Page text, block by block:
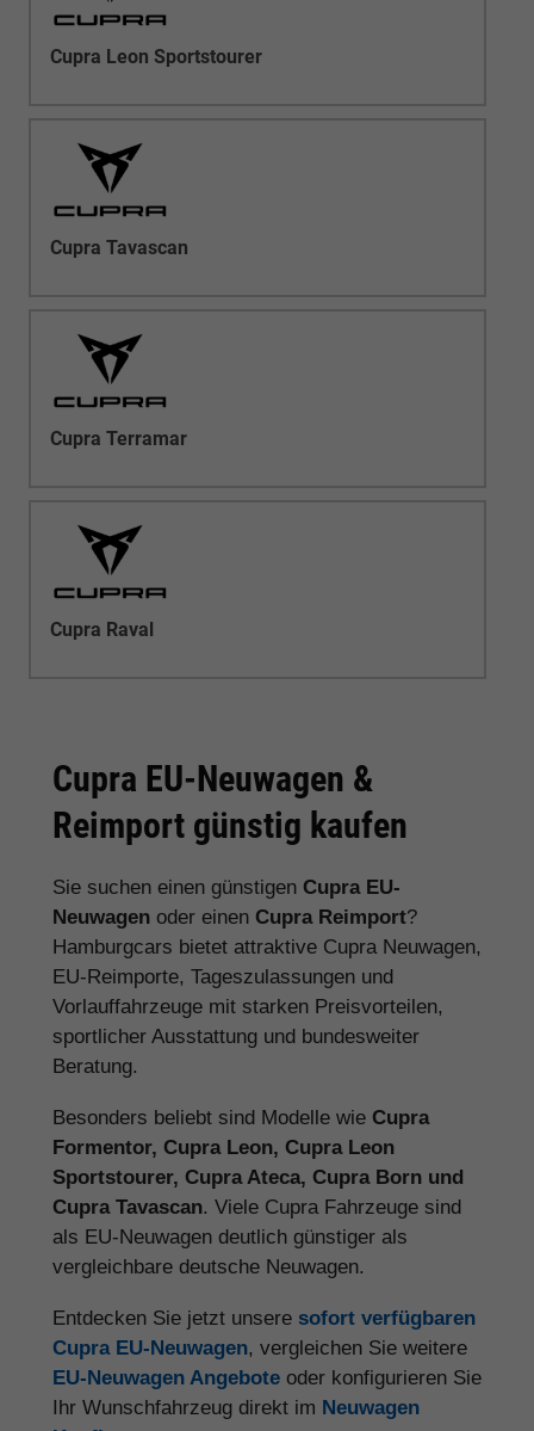
Cupra Leon Sportstourer
Cupra Tavascan
Cupra Terramar
Cupra Raval
Cupra EU-Neuwagen &
Reimport günstig kaufen
Sie suchen einen günstigen Cupra EU-
Neuwagen oder einen Cupra Reimport?
Hamburgcars bietet attraktive Cupra Neuwagen,
EU-Reimporte, Tageszulassungen und
Vorlauffahrzeuge mit starken Preisvorteilen,
sportlicher Ausstattung und bundesweiter
Beratung.
Besonders beliebt sind Modelle wie Cupra
Formentor, Cupra Leon, Cupra Leon
Sportstourer, Cupra Ateca, Cupra Born und
Cupra Tavascan. Viele Cupra Fahrzeuge sind
als EU-Neuwagen deutlich günstiger als
vergleichbare deutsche Neuwagen.
Entdecken Sie jetzt unsere sofort verfügbaren
Cupra EU-Neuwagen, vergleichen Sie weitere
EU-Neuwagen Angebote oder konfigurieren Sie
Ihr Wunschfahrzeug direkt im Neuwagen